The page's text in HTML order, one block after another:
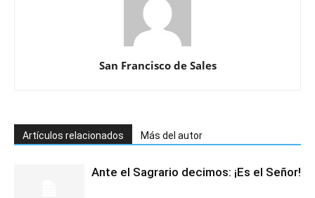
San Francisco de Sales
Artículos relacionados Más del autor
Ante el Sagrario decimos: ¡Es el Señor!